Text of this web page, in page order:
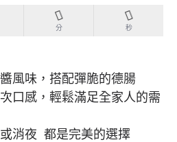
風味，搭配彈脆的德腸
口感，輕鬆滿足全家人的需
消夜 都是完美的選擇
分 秒